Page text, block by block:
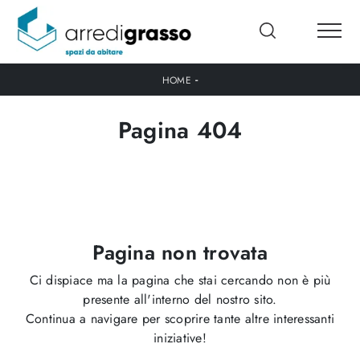
HOME -
Pagina 404
Pagina non trovata
Ci dispiace ma la pagina che stai cercando non è più
presente all'interno del nostro sito.
Continua a navigare per scoprire tante altre interessanti
iniziative!